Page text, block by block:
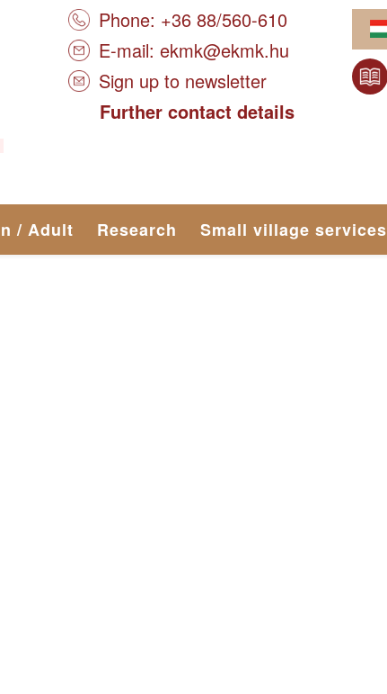
Phone: +36 88/560-610
E-mail: ekmk@ekmk.hu
Sign up to newsletter
Further contact details
/ Adult Research Small village services